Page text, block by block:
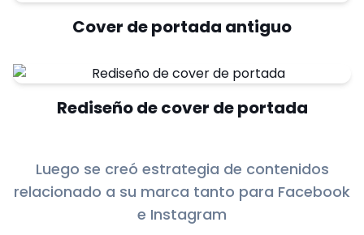
Cover de portada antiguo
Rediseño de cover de portada
Luego se creó estrategia de contenidos
relacionado a su marca tanto para Facebook
e Instagram